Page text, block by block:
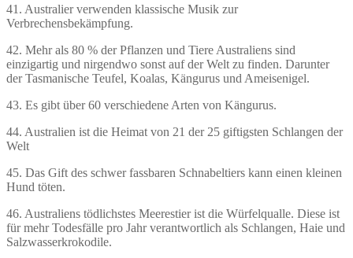
41. Australier verwenden klassische Musik zur
Verbrechensbekämpfung.
42. ​​Mehr als 80 % der Pflanzen und Tiere Australiens sind
einzigartig und nirgendwo sonst auf der Welt zu finden. Darunter
der Tasmanische Teufel, Koalas, Kängurus und Ameisenigel.
43. Es gibt über 60 verschiedene Arten von Kängurus.
44. Australien ist die Heimat von 21 der 25 giftigsten Schlangen der
Welt
45. Das Gift des schwer fassbaren Schnabeltiers kann einen kleinen
Hund töten.
46. Australiens tödlichstes Meerestier ist die Würfelqualle. Diese ist
für mehr Todesfälle pro Jahr verantwortlich als Schlangen, Haie und
Salzwasserkrokodile.